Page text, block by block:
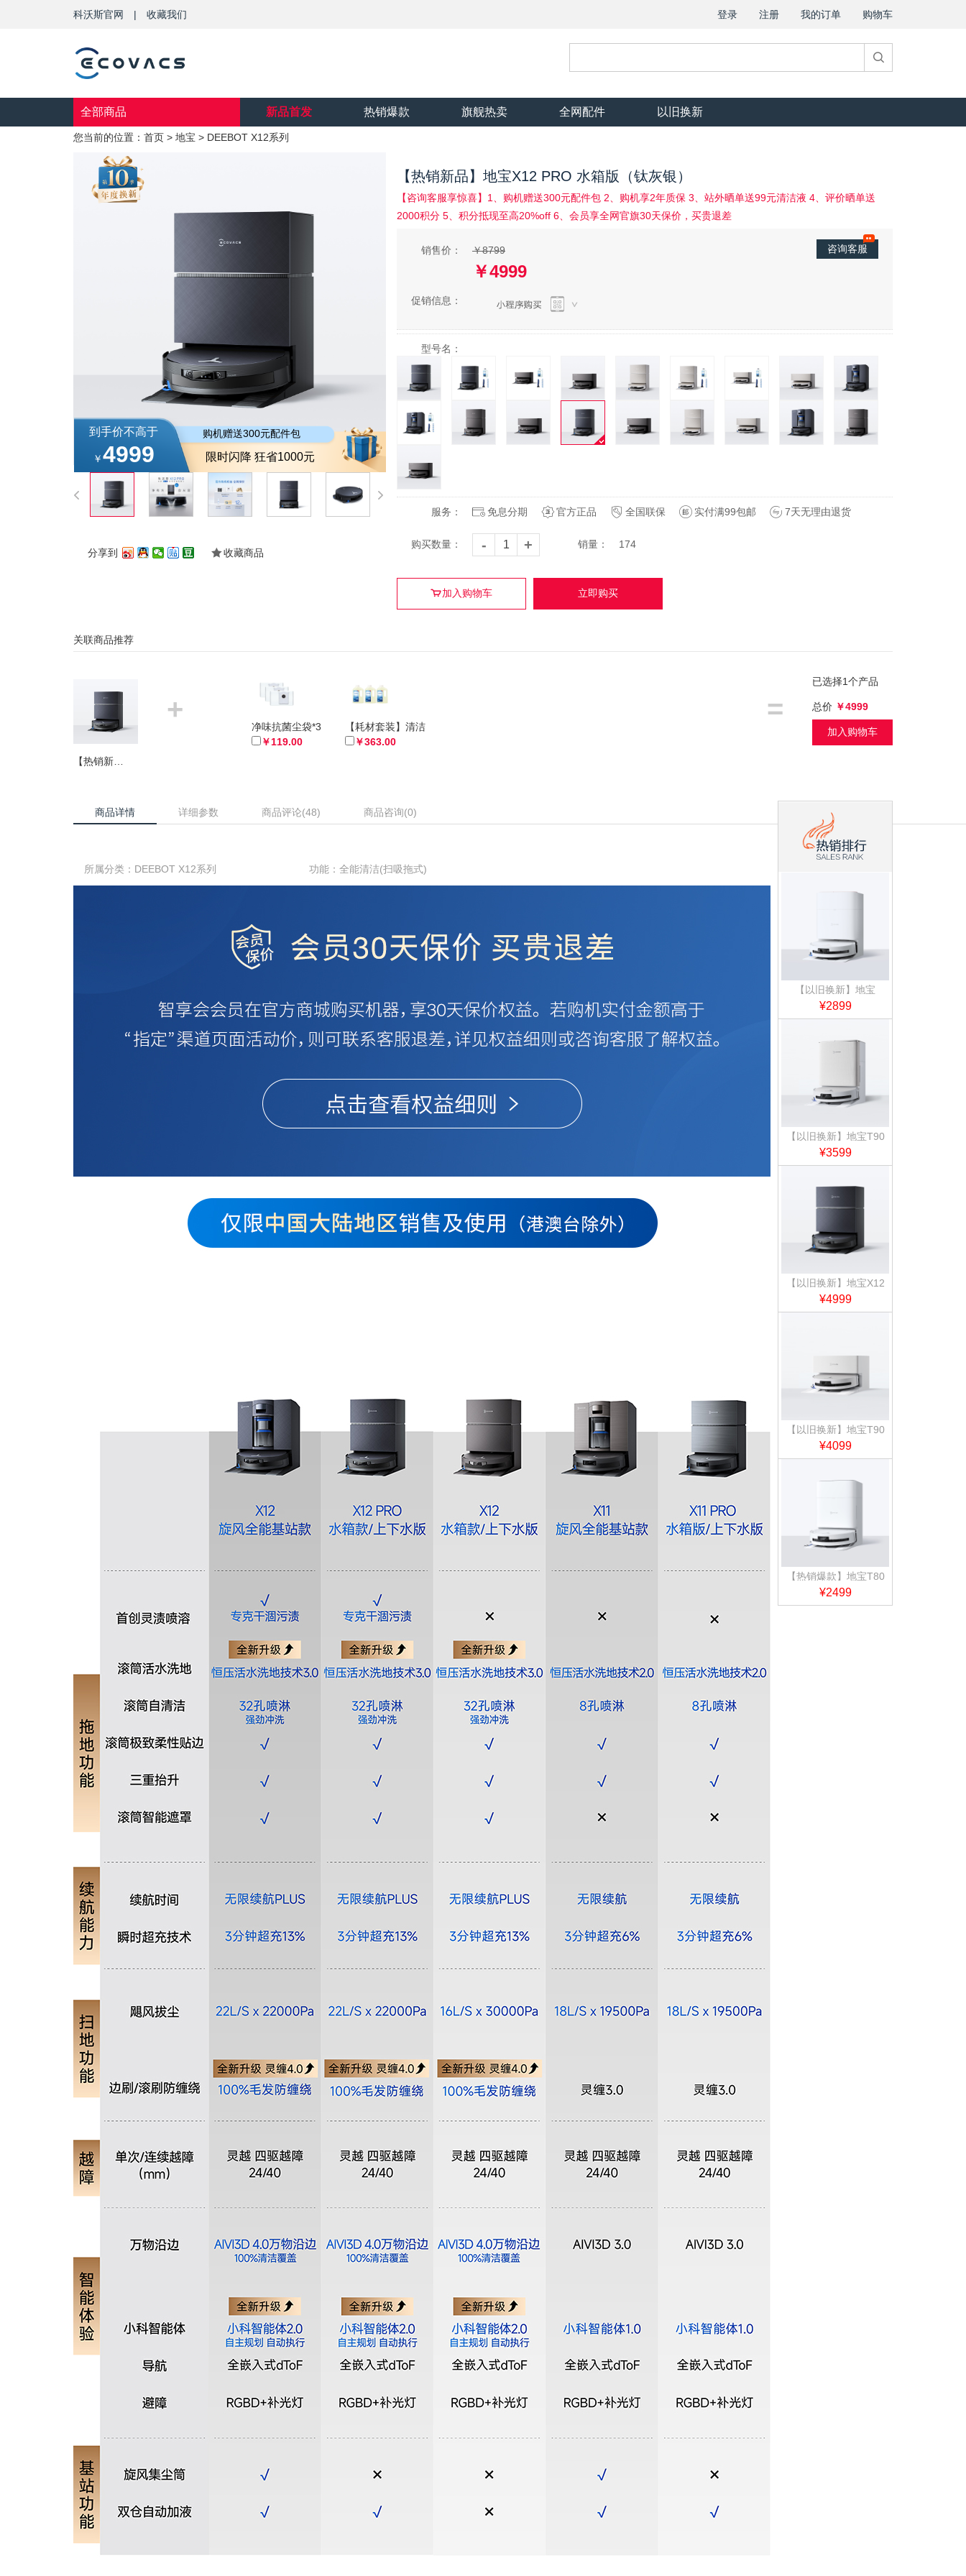
科沃斯官网 | 收藏我们 登录 注册 我的订单 购物车
全部商品 新品首发 热销爆款 旗舰热卖 全网配件 以旧换新
您当前的位置： 首页 > 地宝 > DEEBOT X12系列
到手价不高于
￥4999
购机赠送300元配件包
限时闪降 狂省1000元
分享到 收藏商品
【热销新品】地宝X12 PRO 水箱版（钛灰银）
【咨询客服享惊喜】1、购机赠送300元配件包 2、购机享2年质保 3、站外晒单送99元清洁液 4、评价晒单送
2000积分 5、积分抵现至高20%off 6、会员享全网官旗30天保价，买贵退差
销售价： ￥8799
￥4999
促销信息：
咨询客服
型号名：
服务： 免息分期 官方正品 全国联保 实付满99包邮 7天无理由退货
购买数量： - + 销量： 174
加入购物车 立即购买
关联商品推荐
+
已选择1个产品
总价 ￥4999
加入购物车
=
净味抗菌尘袋*3
￥119.00
【耗材套装】清洁
￥363.00
商品详情 详细参数 商品评论(48) 商品咨询(0)
所属分类：DEEBOT X12系列 功能：全能清洁(扫吸拖式)
【以旧换新】地宝
T80S 水箱版
¥2899
【以旧换新】地宝T90
PRO 水箱版（白）
¥3599
【以旧换新】地宝X12
PRO 水箱版（钛灰
银）
¥4999
【以旧换新】地宝T90
PRO 自动上下水版
（白）
¥4099
【热销爆款】地宝T80
水箱版
¥2499